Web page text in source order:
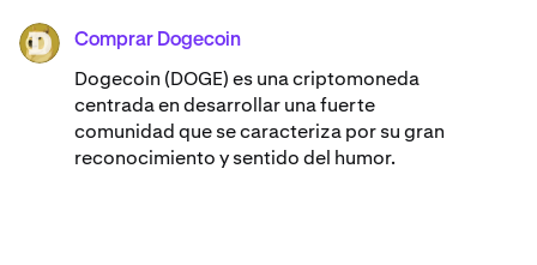
DOGE Comprar Dogecoin
Dogecoin (DOGE) es una criptomoneda
centrada en desarrollar una fuerte
comunidad que se caracteriza por su gran
reconocimiento y sentido del humor.